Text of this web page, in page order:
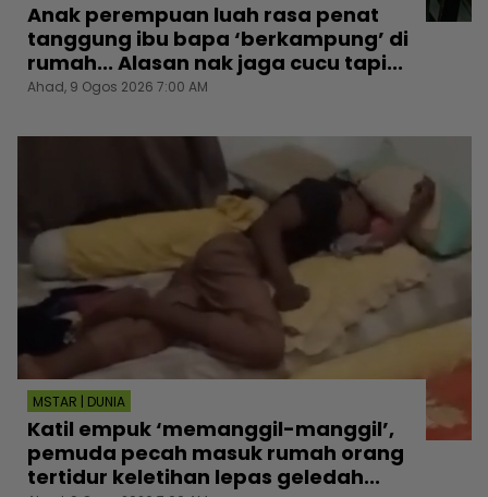
Anak perempuan luah rasa penat
tanggung ibu bapa ‘berkampung’ di
rumah... Alasan nak jaga cucu tapi...
Ahad, 9 Ogos 2026 7:00 AM
MSTAR | DUNIA
Katil empuk ‘memanggil-manggil’,
pemuda pecah masuk rumah orang
tertidur keletihan lepas geledah...